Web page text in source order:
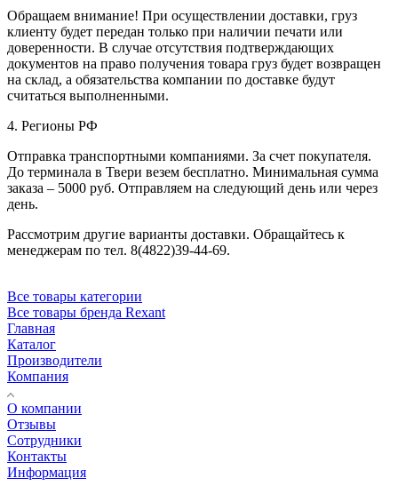
Обращаем внимание! При осуществлении доставки, груз
клиенту будет передан только при наличии печати или
доверенности. В случае отсутствия подтверждающих
документов на право получения товара груз будет возвращен
на склад, а обязательства компании по доставке будут
считаться выполненными.
4. Регионы РФ
Отправка транспортными компаниями. За счет покупателя.
До терминала в Твери везем бесплатно. Минимальная сумма
заказа – 5000 руб. Отправляем на следующий день или через
день.
Рассмотрим другие варианты доставки. Обращайтесь к
менеджерам по тел. 8(4822)39-44-69.
Все товары категории
Все товары бренда Rexant
Главная
Каталог
Производители
Компания
О компании
Отзывы
Сотрудники
Контакты
Информация